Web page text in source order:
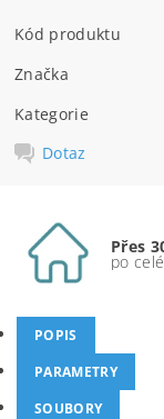
Kód produktu
Značka
Kategorie
Dotaz
Přes
po
POPIS
PARAMETRY
SOUBORY